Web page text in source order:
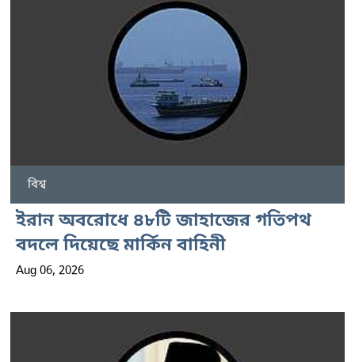
বিশ্ব
ইরান অবরোধে ৪৮টি জাহাজের গতিপথ
বদলে দিয়েছে মার্কিন বাহিনী
Aug 06, 2026